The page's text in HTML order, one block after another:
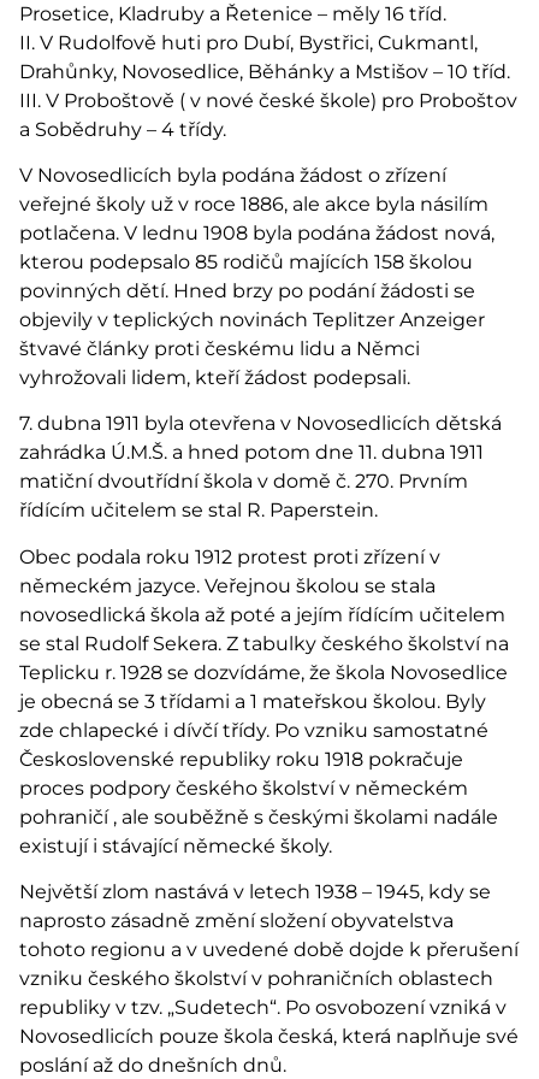
Prosetice, Kladruby a Řetenice – měly 16 tříd.
II. V Rudolfově huti pro Dubí, Bystřici, Cukmantl,
Drahůnky, Novosedlice, Běhánky a Mstišov – 10 tříd.
III. V Proboštově ( v nové české škole) pro Proboštov
a Sobědruhy – 4 třídy.
V Novosedlicích byla podána žádost o zřízení
veřejné školy už v roce 1886, ale akce byla násilím
potlačena. V lednu 1908 byla podána žádost nová,
kterou podepsalo 85 rodičů majících 158 školou
povinných dětí. Hned brzy po podání žádosti se
objevily v teplických novinách Teplitzer Anzeiger
štvavé články proti českému lidu a Němci
vyhrožovali lidem, kteří žádost podepsali.
7. dubna 1911 byla otevřena v Novosedlicích dětská
zahrádka Ú.M.Š. a hned potom dne 11. dubna 1911
matiční dvoutřídní škola v domě č. 270. Prvním
řídícím učitelem se stal R. Paperstein.
Obec podala roku 1912 protest proti zřízení v
německém jazyce. Veřejnou školou se stala
novosedlická škola až poté a jejím řídícím učitelem
se stal Rudolf Sekera. Z tabulky českého školství na
Teplicku r. 1928 se dozvídáme, že škola Novosedlice
je obecná se 3 třídami a 1 mateřskou školou. Byly
zde chlapecké i dívčí třídy. Po vzniku samostatné
Československé republiky roku 1918 pokračuje
proces podpory českého školství v německém
pohraničí , ale souběžně s českými školami nadále
existují i stávající německé školy.
Největší zlom nastává v letech 1938 – 1945, kdy se
naprosto zásadně změní složení obyvatelstva
tohoto regionu a v uvedené době dojde k přerušení
vzniku českého školství v pohraničních oblastech
republiky v tzv. „Sudetech“. Po osvobození vzniká v
Novosedlicích pouze škola česká, která naplňuje své
poslání až do dnešních dnů.